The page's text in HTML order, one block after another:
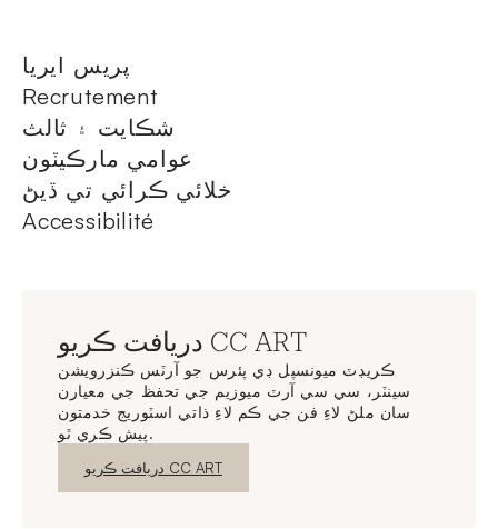
پريس ايريا
Recrutement
شڪايت ۽ ثالث
عوامي مارڪيٽون
خلائي ڪرائي تي ڏيڻ
Accessibilité
دريافت ڪريو CC ART
ڪريڊٽ ميونسپل ڊي پئرس جو آرٽس ڪنزرويشن
سينٽر، سي سي آرٽ ميوزيم جي تحفظ جي معيارن
سان ملڻ لاءِ فن جي ڪم لاءِ ذاتي اسٽوريج خدمتون
پيش ڪري ٿو.
نئين ونڊو دريافت ڪريو CC ART